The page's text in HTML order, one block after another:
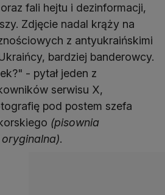
fali hejtu i dezinformacji,
Zdjęcie nadal krąży na
z antyukraińskimi
bardziej banderowcy.
- pytał jeden z
serwisu X,
pod postem szefa
(pisownia
.